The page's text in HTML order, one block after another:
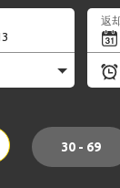
返
30 - 69